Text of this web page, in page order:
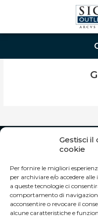
Gestisci il
cookie
Per fornire le migliori
per archiviare e/o accedere
a queste tecnologie ci
comportamento di
acconsentire o revocare il
alcune caratteristiche e
Uscita Dittaino Outlet –
Tel. +39 0935 950040
ORARI DI